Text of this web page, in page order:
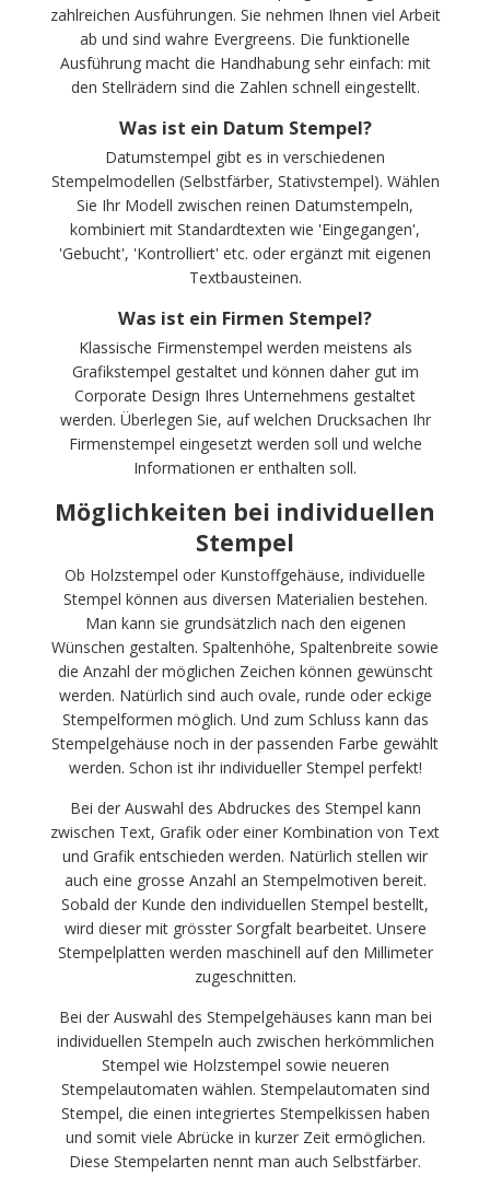
zahlreichen Ausführungen. Sie nehmen Ihnen viel Arbeit
ab und sind wahre Evergreens. Die funktionelle
Ausführung macht die Handhabung sehr einfach: mit
den Stellrädern sind die Zahlen schnell eingestellt.
Was ist ein Datum Stempel?
Datumstempel gibt es in verschiedenen
Stempelmodellen (Selbstfärber, Stativstempel). Wählen
Sie Ihr Modell zwischen reinen Datumstempeln,
kombiniert mit Standardtexten wie 'Eingegangen',
'Gebucht', 'Kontrolliert' etc. oder ergänzt mit eigenen
Textbausteinen.
Was ist ein Firmen Stempel?
Klassische Firmenstempel werden meistens als
Grafikstempel gestaltet und können daher gut im
Corporate Design Ihres Unternehmens gestaltet
werden. Überlegen Sie, auf welchen Drucksachen Ihr
Firmenstempel eingesetzt werden soll und welche
Informationen er enthalten soll.
Möglichkeiten bei individuellen
Stempel
Ob Holzstempel oder Kunstoffgehäuse, individuelle
Stempel können aus diversen Materialien bestehen.
Man kann sie grundsätzlich nach den eigenen
Wünschen gestalten. Spaltenhöhe, Spaltenbreite sowie
die Anzahl der möglichen Zeichen können gewünscht
werden. Natürlich sind auch ovale, runde oder eckige
Stempelformen möglich. Und zum Schluss kann das
Stempelgehäuse noch in der passenden Farbe gewählt
werden. Schon ist ihr individueller Stempel perfekt!
Bei der Auswahl des Abdruckes des Stempel kann
zwischen Text, Grafik oder einer Kombination von Text
und Grafik entschieden werden. Natürlich stellen wir
auch eine grosse Anzahl an Stempelmotiven bereit.
Sobald der Kunde den individuellen Stempel bestellt,
wird dieser mit grösster Sorgfalt bearbeitet. Unsere
Stempelplatten werden maschinell auf den Millimeter
zugeschnitten.
Bei der Auswahl des Stempelgehäuses kann man bei
individuellen Stempeln auch zwischen herkömmlichen
Stempel wie Holzstempel sowie neueren
Stempelautomaten wählen. Stempelautomaten sind
Stempel, die einen integriertes Stempelkissen haben
und somit viele Abrücke in kurzer Zeit ermöglichen.
Diese Stempelarten nennt man auch Selbstfärber.